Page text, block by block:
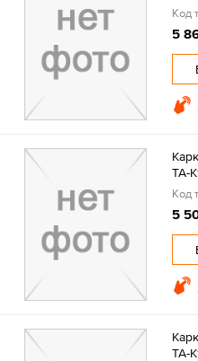
Код
5
TA-
Код
5
TA-